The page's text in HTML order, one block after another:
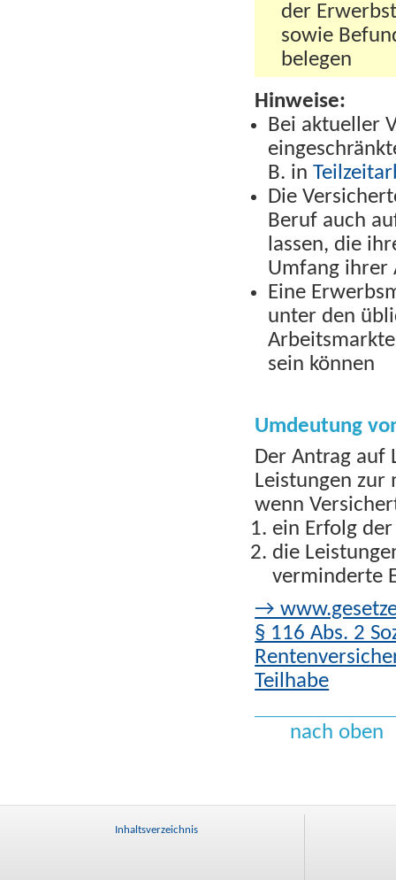
der
sowie
belegen
Hinweise:
Bei aktueller
B. in
Die
Beruf auch
lassen, die
Umfang ihrer
Eine
unter den
sein können
Umdeutung
Der Antrag auf
Leistungen zur
wenn
ein Erfolg
die
verminderte
→
§ 116 Abs. 2
Teilhabe
nach oben
Inhaltsverzeichnis